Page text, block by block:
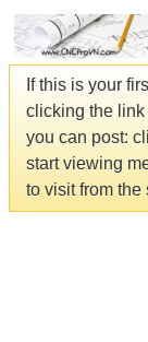
If this is your
clicking the
you can post:
start viewing
to visit from the